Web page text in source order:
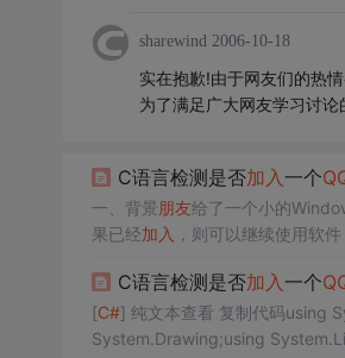
sharewind 2006-10-18
实在抱歉!由于网友们的热
为了满足广大网友学习讨
C语言检测是否加入 一个
一、背景 朋友给了一个小的
果已经加入 ，则可以继续使用软
C语言检测是否加入 一个
[C#] 纯文本查看 复制代码using
System.Drawing;using